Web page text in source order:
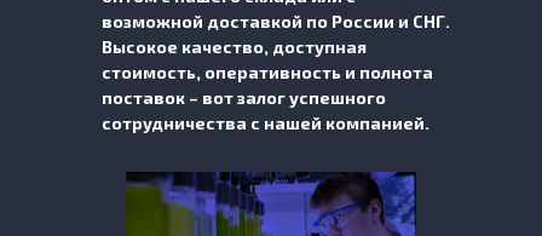
возможной доставкой по России и СНГ.
Высокое качество, доступная
стоимость, оперативность и полнота
поставок – вот залог успешного
сотрудничества с нашей компанией.